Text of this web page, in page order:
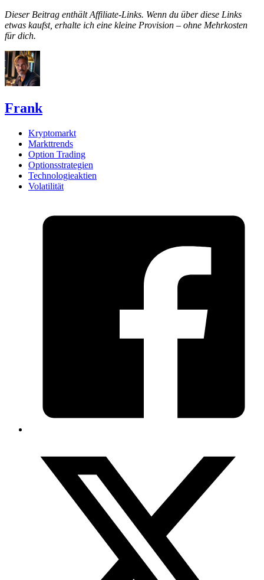
Dieser Beitrag enthält Affiliate-Links. Wenn du über diese Links
etwas kaufst, erhalte ich eine kleine Provision – ohne Mehrkosten
für dich.
Frank
Kryptomarkt
Markttrends
Option Trading
Optionsstrategien
Technologieaktien
Volatilität